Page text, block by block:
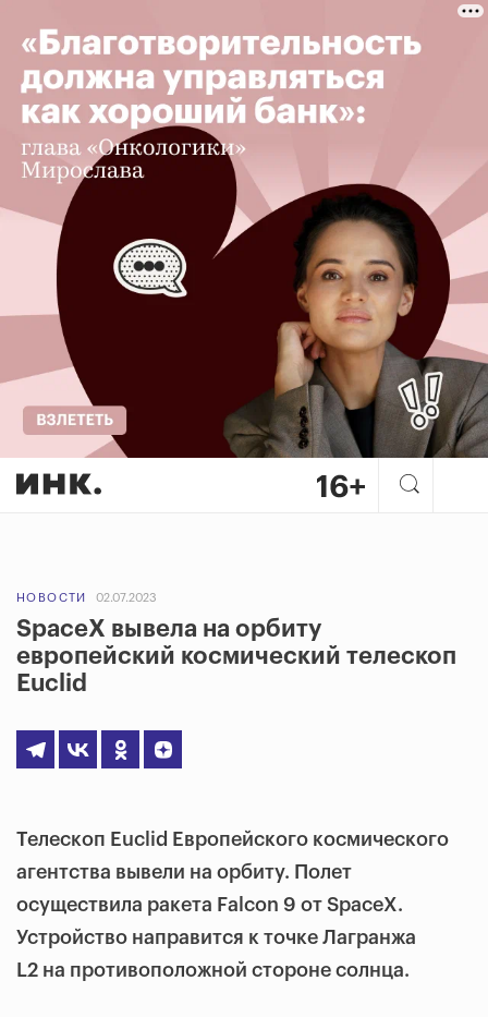
НОВОСТИ 02.07.2023
SpaceX вывела на орбиту
европейский космический телескоп
Euclid
Телескоп Euclid Европейского космического
агентства вывели на орбиту. Полет
осуществила ракета Falcon 9 от SpaceX.
Устройство направится к точкe Лагранжа
L2 на противоположной стороне солнца.